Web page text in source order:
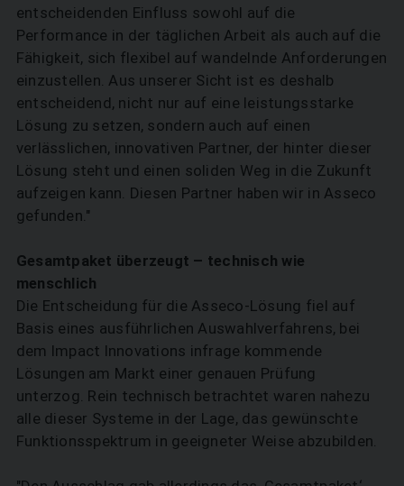
entscheidenden Einfluss sowohl auf die
Performance in der täglichen Arbeit als auch auf die
Fähigkeit, sich flexibel auf wandelnde Anforderungen
einzustellen. Aus unserer Sicht ist es deshalb
entscheidend, nicht nur auf eine leistungsstarke
Lösung zu setzen, sondern auch auf einen
verlässlichen, innovativen Partner, der hinter dieser
Lösung steht und einen soliden Weg in die Zukunft
aufzeigen kann. Diesen Partner haben wir in Asseco
gefunden."
Gesamtpaket überzeugt – technisch wie
menschlich
Die Entscheidung für die Asseco-Lösung fiel auf
Basis eines ausführlichen Auswahlverfahrens, bei
dem Impact Innovations infrage kommende
Lösungen am Markt einer genauen Prüfung
unterzog. Rein technisch betrachtet waren nahezu
alle dieser Systeme in der Lage, das gewünschte
Funktionsspektrum in geeigneter Weise abzubilden.